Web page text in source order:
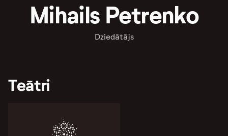
Mihails Petrenko
Dziedātājs
Teātri